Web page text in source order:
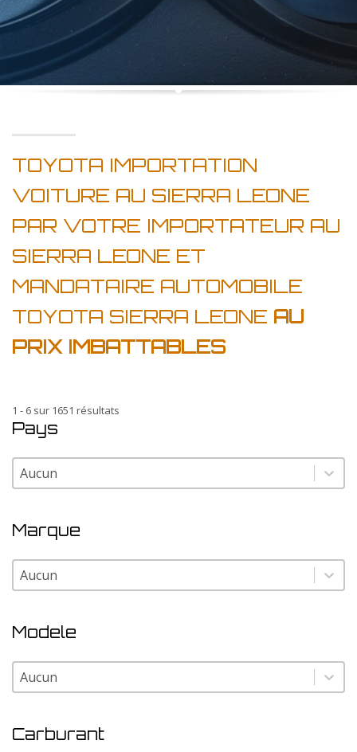
TOYOTA IMPORTATION
VOITURE AU SIERRA LEONE
PAR VOTRE IMPORTATEUR AU
SIERRA LEONE ET
MANDATAIRE AUTOMOBILE
TOYOTA SIERRA LEONE AU
PRIX IMBATTABLES
1 - 6 sur 1651 résultats
Pays
Pays
Pays
Marque
Marque
Marque
Modele
Modele
Modele
Carburant